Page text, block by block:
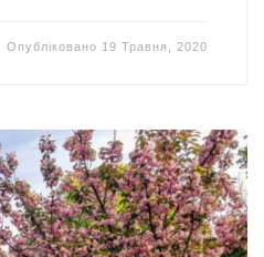
Опубліковано 19 Травня, 2020